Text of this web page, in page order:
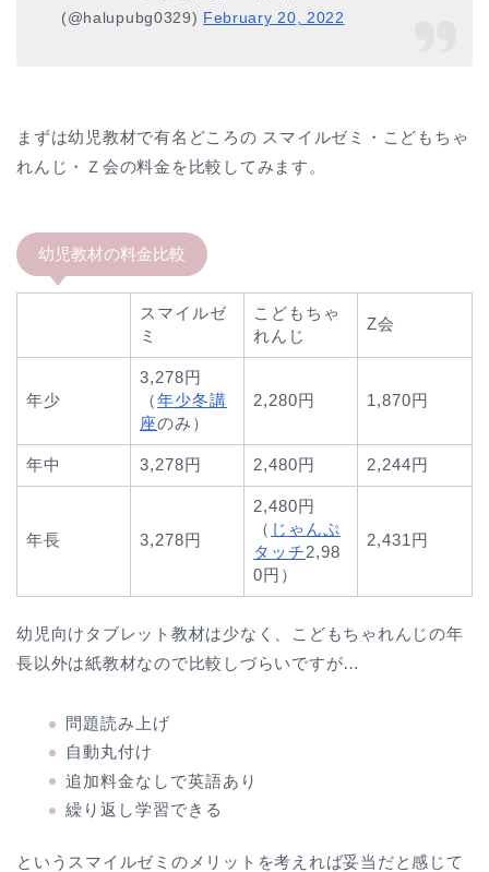
(@halupubg0329) February 20, 2022
まずは幼児教材で有名どころの スマイルゼミ・こどもちゃ
れんじ・Ｚ会の料金を比較してみます。
幼児教材の料金比較
スマイルゼ
ミ
こどもちゃ
れんじ
Z会
年少
3,278円
（年少冬講
座のみ）
2,280円 1,870円
年中 3,278円 2,480円 2,244円
年長 3,278円
2,480円
（ じゃんぷ
タッチ2,98
0円）
2,431円
幼児向けタブレット教材は少なく、こどもちゃれんじの年
長以外は紙教材なので比較しづらいですが…
問題読み上げ
自動丸付け
追加料金なしで英語あり
繰り返し学習できる
というスマイルゼミのメリットを考えれば妥当だと感じて